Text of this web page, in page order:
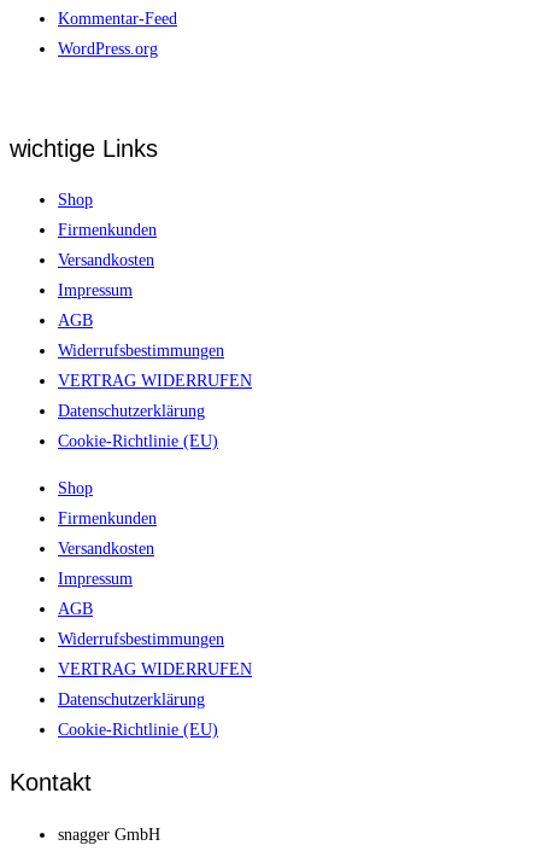
Kommentar-Feed
WordPress.org
wichtige Links
Shop
Firmenkunden
Versandkosten
Impressum
AGB
Widerrufsbestimmungen
VERTRAG WIDERRUFEN
Datenschutzerklärung
Cookie-Richtlinie (EU)
Shop
Firmenkunden
Versandkosten
Impressum
AGB
Widerrufsbestimmungen
VERTRAG WIDERRUFEN
Datenschutzerklärung
Cookie-Richtlinie (EU)
Kontakt
snagger GmbH